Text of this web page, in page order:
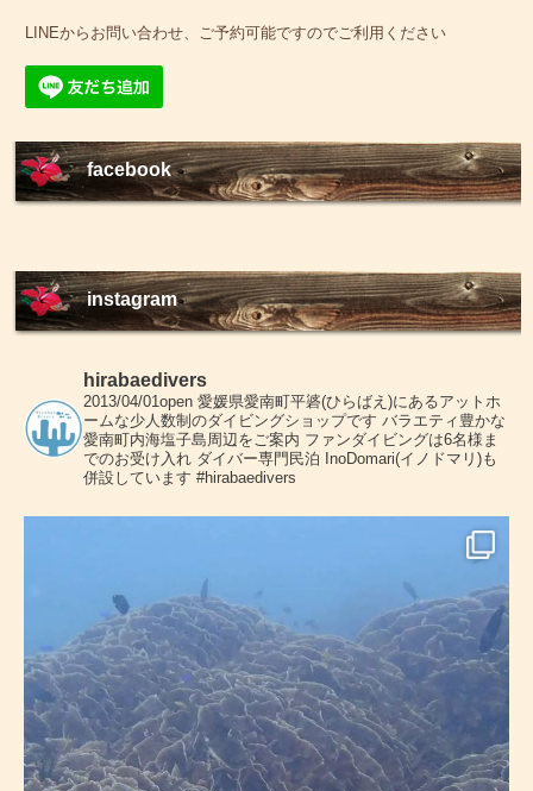
LINEからお問い合わせ、ご予約可能ですのでご利用ください
facebook
instagram
hirabaedivers
2013/04/01open 愛媛県愛南町平碆(ひらばえ)にあるアットホ
ームな少人数制のダイビングショップです バラエティ豊かな
愛南町内海塩子島周辺をご案内 ファンダイビングは6名様ま
でのお受け入れ ダイバー専門民泊 InoDomari(イノドマリ)も
併設しています #hirabaedivers